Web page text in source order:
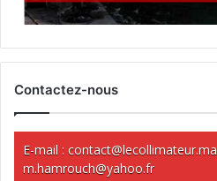
Contactez-nous
E-mail : contact@lecollimateur.ma
m.hamrouch@yahoo.fr